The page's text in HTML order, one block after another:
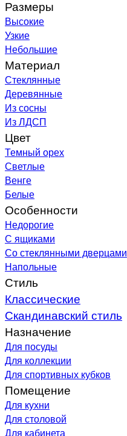
Размеры
Высокие
Узкие
Небольшие
Материал
Стеклянные
Деревянные
Из сосны
Из ЛДСП
Цвет
Темный орех
Светлые
Венге
Белые
Особенности
Недорогие
С ящиками
Со стеклянными дверцами
Напольные
Стиль
Классические
Скандинавский стиль
Назначение
Для посуды
Для коллекции
Для спортивных кубков
Помещение
Для кухни
Для столовой
Для кабинета